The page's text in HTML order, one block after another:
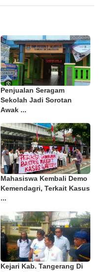
Penjualan Seragam
Sekolah Jadi Sorotan
Awak ...
Mahasiswa Kembali Demo
Kemendagri, Terkait Kasus
...
Kejari Kab. Tangerang Di